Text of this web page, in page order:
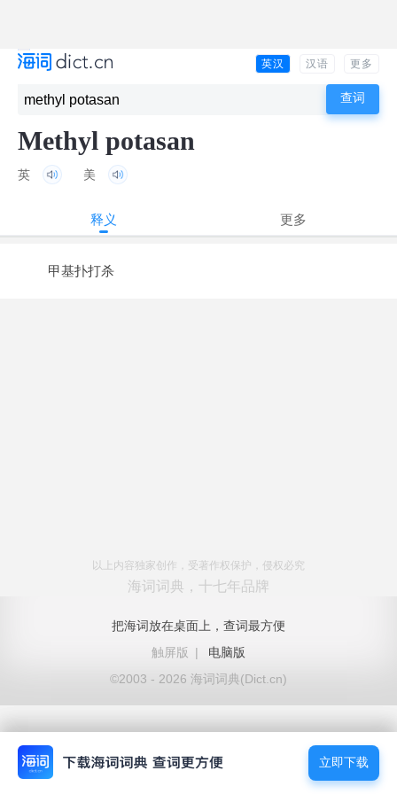
英汉 汉语 更多
Methyl potasan
英 美
释义 更多
甲基扑打杀
以上内容独家创作，受著作权保护，侵权必究
海词词典，十七年品牌
把海词放在桌面上，查词最方便
触屏版
|
电脑版
©2003 - 2026 海词词典(Dict.cn)
立即下载
立即下载